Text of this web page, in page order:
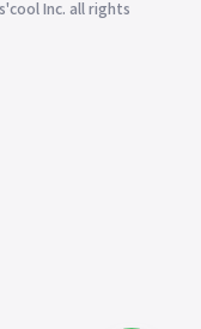
Inc. all rights